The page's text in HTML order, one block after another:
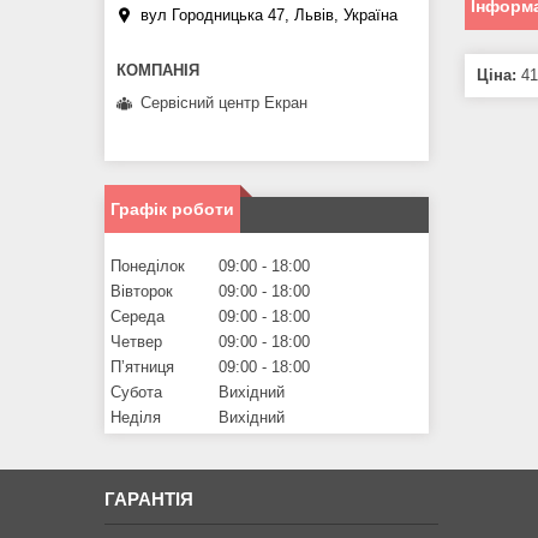
Ціна:
вул Городницька 47, Львів, Україна
Сервісний центр Екран
Графік роботи
Понеділок 09:00
18:00
Вівторок
09:00
18:00
Середа
09:00
18:00
Четвер
09:00
18:00
Пʼятниця
09:00
18:00
Субота
Вихідний
Неділя
Вихідний
ГАРАНТІЯ